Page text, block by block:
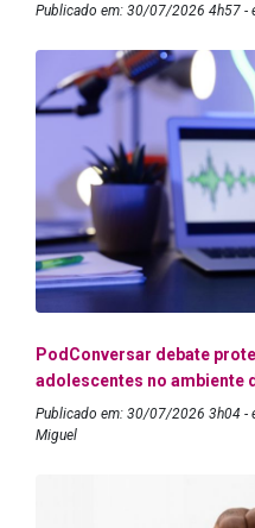
Publicado em: 30/07/2026 4h57 -
PodConversar debate
adolescentes no ambiente
Publicado em: 30/07/2026 3h04 -
Miguel